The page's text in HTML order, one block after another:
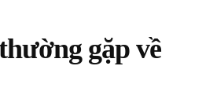
gặp về